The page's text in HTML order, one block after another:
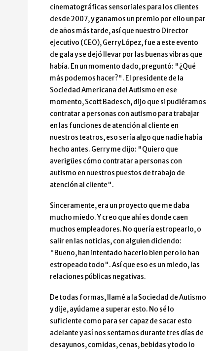
cinematográficas sensoriales para los clientes
desde 2007, y ganamos un premio por ello un par
de años más tarde, así que nuestro Director
ejecutivo (CEO), Gerry López, fue a este evento
de gala y se dejó llevar por las buenas vibras que
había. En un momento dado, preguntó: "¿Qué
más podemos hacer?". El presidente de la
Sociedad Americana del Autismo en ese
momento, Scott Badesch, dijo que si pudiéramos
contratar a personas con autismo para trabajar
en las funciones de atención al cliente en
nuestros teatros, eso sería algo que nadie había
hecho antes. Gerry me dijo: "Quiero que
averigües cómo contratar a personas con
autismo en nuestros puestos de trabajo de
atención al cliente".
Sinceramente, era un proyecto que me daba
mucho miedo. Y creo que ahí es donde caen
muchos empleadores. No quería estropearlo, o
salir en las noticias, con alguien diciendo:
"Bueno, han intentado hacerlo bien pero lo han
estropeado todo". Así que eso es un miedo, las
relaciones públicas negativas.
De todas formas, llamé a la Sociedad de Autismo
y dije, ayúdame a superar esto. No sé lo
suficiente como para ser capaz de sacar esto
adelante y así nos sentamos durante tres días de
desayunos, comidas, cenas, bebidas y todo lo